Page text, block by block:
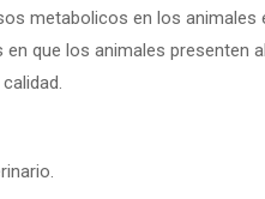
metabolicos en los animales
que los animales presenten